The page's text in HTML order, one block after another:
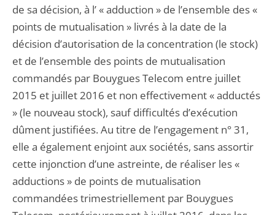
de sa décision, à l’ « adduction » de l’ensemble des «
points de mutualisation » livrés à la date de la
décision d’autorisation de la concentration (le stock)
et de l’ensemble des points de mutualisation
commandés par Bouygues Telecom entre juillet
2015 et juillet 2016 et non effectivement « adductés
» (le nouveau stock), sauf difficultés d’exécution
dûment justifiées. Au titre de l’engagement n° 31,
elle a également enjoint aux sociétés, sans assortir
cette injonction d’une astreinte, de réaliser les «
adductions » de points de mutualisation
commandées trimestriellement par Bouygues